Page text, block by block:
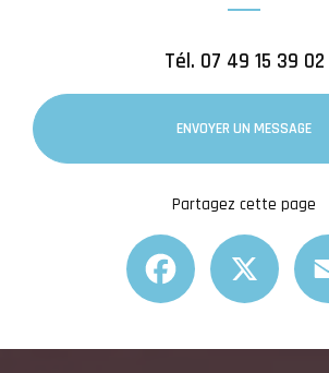
Tél. 07 49 15 39 02
ENVOYER UN MESSAGE
Partagez cette page
Facebook